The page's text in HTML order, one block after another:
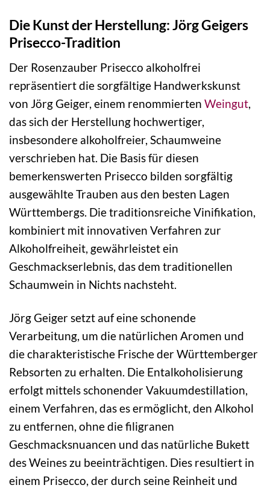
Die Kunst der Herstellung: Jörg Geigers
Prisecco-Tradition
Der Rosenzauber Prisecco alkoholfrei
repräsentiert die sorgfältige Handwerkskunst
von Jörg Geiger, einem renommierten Weingut
das sich der Herstellung hochwertiger,
insbesondere alkoholfreier, Schaumweine
verschrieben hat. Die Basis für diesen
bemerkenswerten Prisecco bilden sorgfältig
ausgewählte Trauben aus den besten Lagen
Württembergs. Die traditionsreiche Vinifikation,
kombiniert mit innovativen Verfahren zur
Alkoholfreiheit, gewährleistet ein
Geschmackserlebnis, das dem traditionellen
Schaumwein in Nichts nachsteht.
Jörg Geiger setzt auf eine schonende
Verarbeitung, um die natürlichen Aromen und
die charakteristische Frische der Württemberger
Rebsorten zu erhalten. Die Entalkoholisierung
erfolgt mittels schonender Vakuumdestillation,
einem Verfahren, das es ermöglicht, den Alkohol
zu entfernen, ohne die filigranen
Geschmacksnuancen und das natürliche Bukett
des Weines zu beeinträchtigen. Dies resultiert in
einem Prisecco, der durch seine Reinheit und